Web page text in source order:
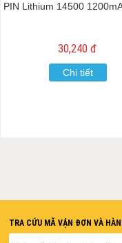
PIN Lithium 14500
30,240 đ
Chi tiết
TRA CỨU MÃ VẬN ĐƠN VÀ